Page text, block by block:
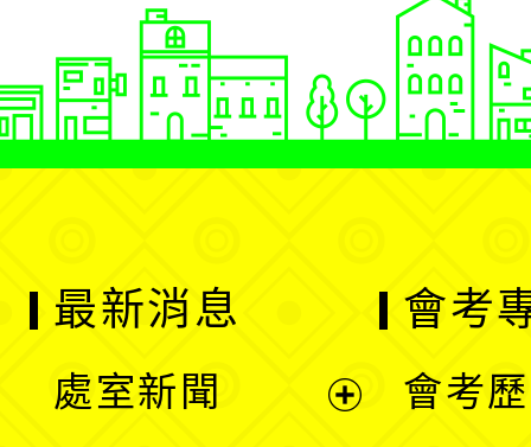
最新消息
處室新聞
會考
會考